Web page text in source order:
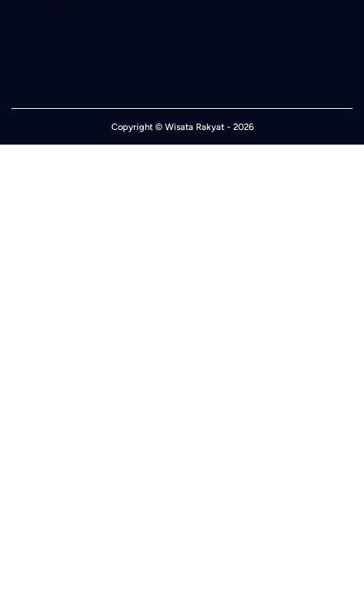
Copyright © Wisata Rakyat- 2026